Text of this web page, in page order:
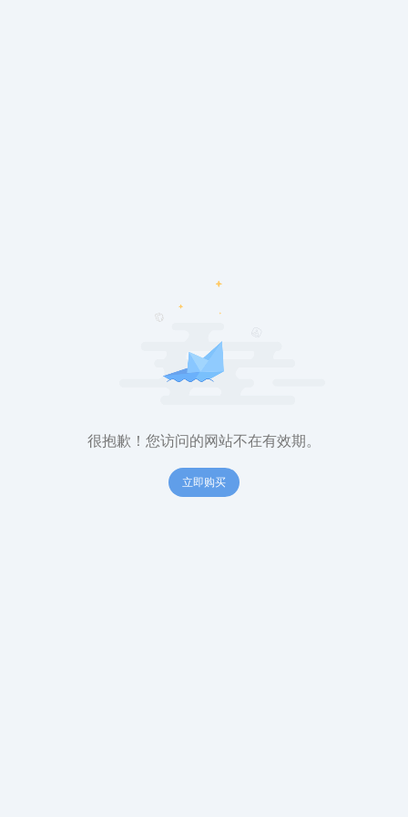
很抱歉！您访问的网站不在有效期。
立即购买